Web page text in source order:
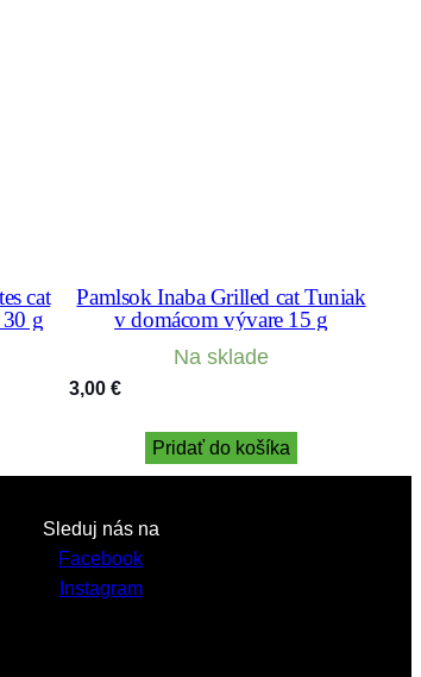
cat
g
Pamlsok Inaba Grilled cat Tuniak
v domácom vývare 15 g
Na sklade
3,00 €
Pridať do košíka
Sleduj nás na
Facebook
Instagram